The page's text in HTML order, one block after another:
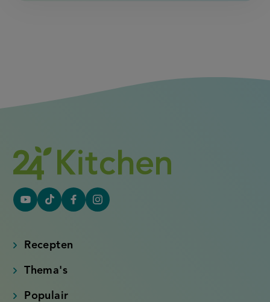
YouTube
link)
Tiktok
link)
FacebookInstagram
Recepten
Thema's
Populair